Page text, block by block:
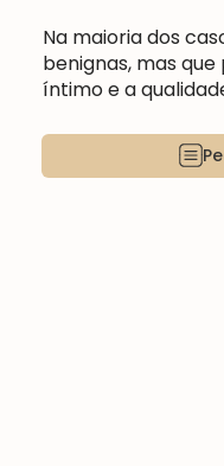
Na maioria dos
benignas, mas
íntimo e a